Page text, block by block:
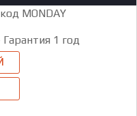
MONDAY
Гарантия 1 год